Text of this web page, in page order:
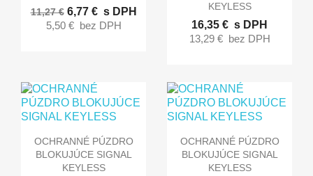
11,27 € 6,77 € s DPH
5,50 € bez DPH
KEYLESS
16,35 € s DPH
13,29 € bez DPH
 Rýchly náhľad
OCHRANNÉ PÚZDRO
BLOKUJÚCE SIGNAL
KEYLESS
 Rýchly náhľad
OCHRANNÉ PÚZDRO
BLOKUJÚCE SIGNAL
KEYLESS